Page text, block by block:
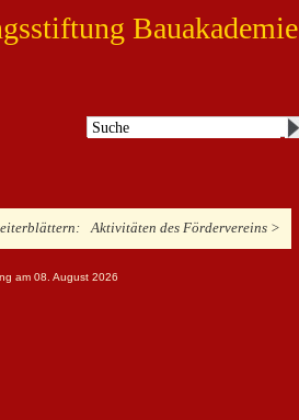
Bauakademie
Aktivitäten des Fördervereins >
am 08. August 2026